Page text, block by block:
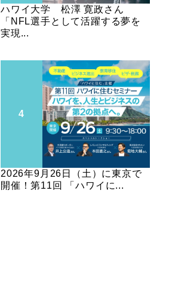
ハワイ大学 松澤 寛政さん
「NFL選手として活躍する夢を
実現...
2026年9月26日（土）に東京で
開催！第11回 「ハワイに...